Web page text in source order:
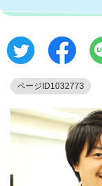
ページID1032773